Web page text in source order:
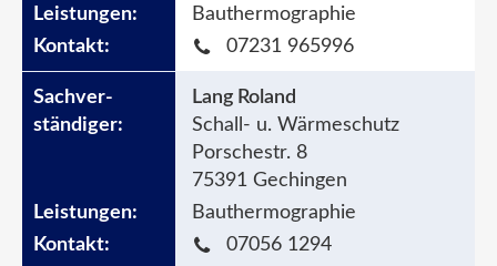
Bauthermographie
07231 965996
Lang Roland
Schall- u. Wärmeschutz
Porschestr. 8
75391 Gechingen
Bauthermographie
07056 1294